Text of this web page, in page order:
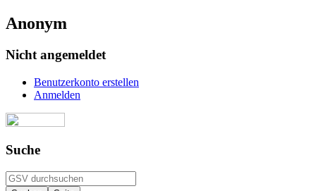
Anonym
Nicht angemeldet
Benutzerkonto erstellen
Anmelden
Suche